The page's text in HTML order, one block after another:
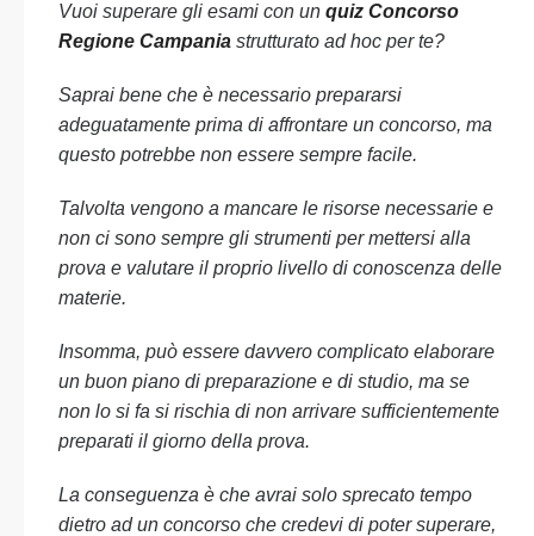
Vuoi superare gli esami con un quiz Concorso
Regione Campania strutturato ad hoc per te?
Saprai bene che è necessario prepararsi
adeguatamente prima di affrontare un concorso, ma
questo potrebbe non essere sempre facile.
Talvolta vengono a mancare le risorse necessarie e
non ci sono sempre gli strumenti per mettersi alla
prova e valutare il proprio livello di conoscenza delle
materie.
Insomma, può essere davvero complicato elaborare
un buon piano di preparazione e di studio, ma se
non lo si fa si rischia di non arrivare sufficientemente
preparati il giorno della prova.
La conseguenza è che avrai solo sprecato tempo
dietro ad un concorso che credevi di poter superare,